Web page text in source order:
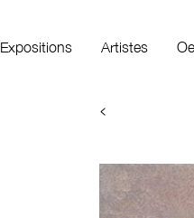
Expositions Artistes
<